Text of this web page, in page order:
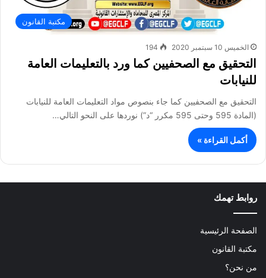
مكتبة القانون
الخميس 10 سبتمبر 2020 194
التحقيق مع الصحفيين كما ورد بالتعليمات العامة
للنيابات
التحقيق مع الصحفيين كما جاء بنصوص مواد التعليمات العامة للنيابات
(المادة 595 وحتى 595 مكرر “د”) نوردها على النحو التالي…
أكمل القراءة »
روابط تهمك
الصفحة الرئيسية
مكتبة القانون
من نحن؟